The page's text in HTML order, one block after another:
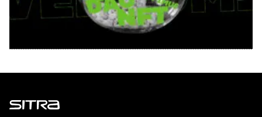
Sitra